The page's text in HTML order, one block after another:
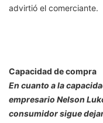
advirtió el comerciante.
Capacidad de compra
En cuanto a la
empresario Nelson
consumidor sigue